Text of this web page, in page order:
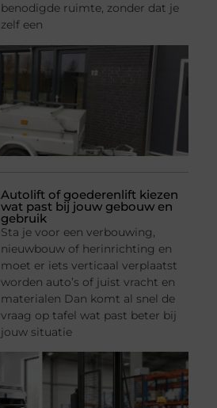
benodigde ruimte, zonder dat je
zelf een
Autolift of goederenlift kiezen
wat past bij jouw gebouw en
gebruik
Sta je voor een verbouwing,
nieuwbouw of herinrichting en
moet er iets verticaal verplaatst
worden auto’s of juist vracht en
materialen Dan komt al snel de
vraag op tafel wat past beter bij
jouw situatie